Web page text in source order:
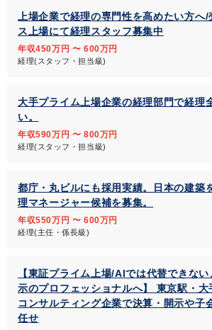
上場企業で経理の専門性を高めたい方
ス上場にて経理スタッフ募集中
年収450万円 〜 600万円
経理(スタッフ・担当級)
大手プライム上場企業の経理部門で経理
い。
年収590万円 〜 800万円
経理(スタッフ・担当級)
都庁・丸ビルにも採用実績。日本の建築
理マネージャー候補を募集。
年収550万円 〜 600万円
経理(主任・係長級)
【東証プライム上場/AIでは代替できな
示のプロフェッショナルへ】 東京駅・大
コンサルティング企業で決算・開示や子
任せ